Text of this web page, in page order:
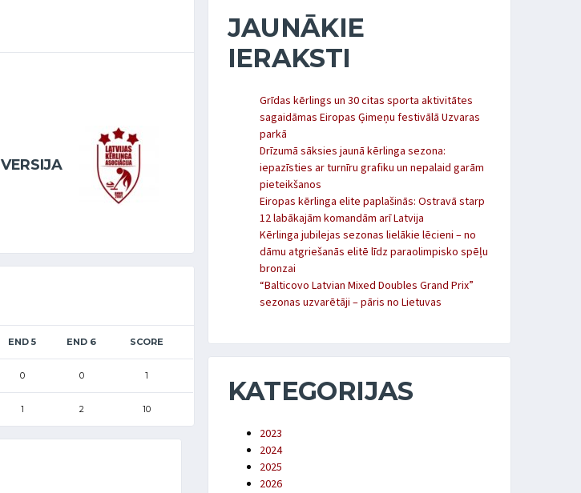
VERSIJA
END 5 END 6 SCORE
0 0 1
1 2 10
JAUNĀKIE
IERAKSTI
Grīdas kērlings un 30 citas sporta aktivitātes
sagaidāmas Eiropas Ģimeņu festivālā Uzvaras
parkā
Drīzumā sāksies jaunā kērlinga sezona:
iepazīsties ar turnīru grafiku un nepalaid garām
pieteikšanos
Eiropas kērlinga elite paplašinās: Ostravā starp
12 labākajām komandām arī Latvija
Kērlinga jubilejas sezonas lielākie lēcieni – no
dāmu atgriešanās elitē līdz paraolimpisko spēļu
bronzai
“Balticovo Latvian Mixed Doubles Grand Prix”
sezonas uzvarētāji – pāris no Lietuvas
KATEGORIJAS
2023
2024
2025
2026